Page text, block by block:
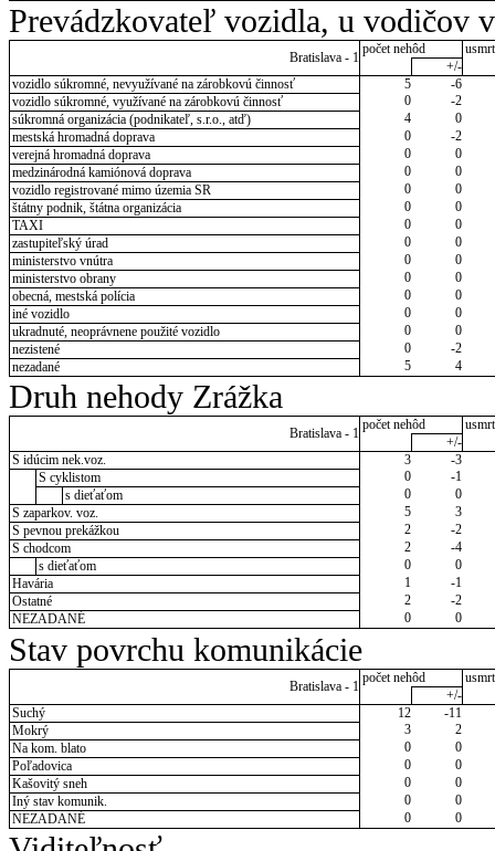
Prevádzkovateľ vozidla, u vodičov
Bratislava - 1
počet nehôd
+/-
vozidlo súkromné, nevyužívané na zárobkovú činnosť
5
-6
vozidlo súkromné, využívané na zárobkovú činnosť
0
-2
súkromná organizácia (podnikateľ, s.r.o., atď)
4
0
mestská hromadná doprava
0
-2
verejná hromadná doprava
0
0
medzinárodná kamiónová doprava
0
0
vozidlo registrované mimo územia SR
0
0
štátny podnik, štátna organizácia
0
0
TAXI
0
0
zastupiteľský úrad
0
0
ministerstvo vnútra
0
0
ministerstvo obrany
0
0
obecná, mestská polícia
0
0
iné vozidlo
0
0
ukradnuté, neoprávnene použité vozidlo
0
0
nezistené
0
-2
nezadané
5 4
Druh nehody Zrážka
Bratislava - 1
počet nehôd
+/-
S idúcim nek.voz.
3
-3
S cyklistom
0
-1
s dieťaťom
0
0
S zaparkov. voz.
5
3
S pevnou prekážkou
2
-2
S chodcom
2
-4
s dieťaťom
0
0
Havária
1
-1
Ostatné
2
-2
NEZADANÉ
0 0
Stav povrchu komunikácie
Bratislava - 1
počet nehôd
+/-
Suchý
12
-11
Mokrý
3
2
Na kom. blato
0
0
Poľadovica
0
0
Kašovitý sneh
0
0
Iný stav komunik.
0
0
NEZADANÉ
0 0